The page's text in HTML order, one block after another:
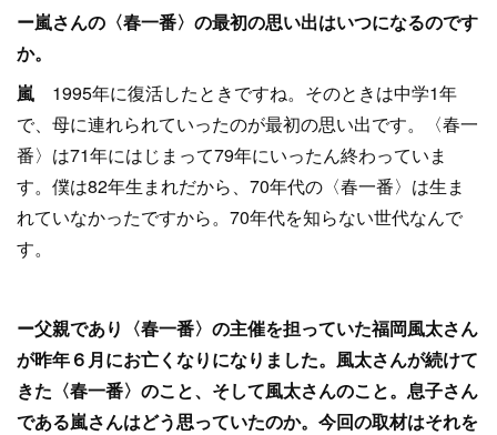
ー嵐さんの〈春一番〉の最初の思い出はいつになるのです
か。
嵐 1995年に復活したときですね。そのときは中学1年
で、母に連れられていったのが最初の思い出です。〈春一
番〉は71年にはじまって79年にいったん終わっていま
す。僕は82年生まれだから、70年代の〈春一番〉は生ま
れていなかったですから。70年代を知らない世代なんで
す。
ー父親であり〈春一番〉の主催を担っていた福岡風太さん
が昨年６月にお亡くなりになりました。風太さんが続けて
きた〈春一番〉のこと、そして風太さんのこと。息子さん
である嵐さんはどう思っていたのか。今回の取材はそれを